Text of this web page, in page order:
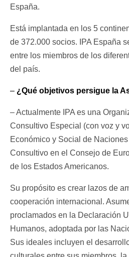
España.
Está implantada en los 5
de 372.000 socios. IPA España
entre los miembros de los
del país.
– ¿Qué objetivos persigue la
– Actualmente IPA es una
Consultivo Especial (con voz y
Económico y Social de
Consultivo en el Consejo de
de los Estados Americanos.
Su propósito es crear lazos de
cooperación internacional.
proclamados en la Declaración
Humanos, adoptada por las
Sus ideales incluyen el